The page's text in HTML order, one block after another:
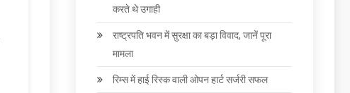
करते थे उगाही
राष्ट्रपति भवन में सुरक्षा का बड़ा विवाद, जानें पूरा
मामला
रिम्स में हाई रिस्क वाली ओपन हार्ट सर्जरी सफल